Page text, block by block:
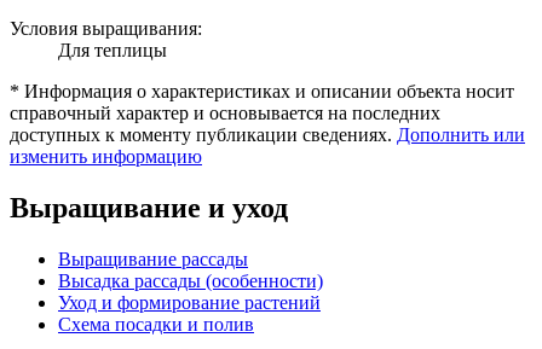
Условия выращивания:
Для теплицы
* Информация о характеристиках и описании объекта носит
справочный характер и основывается на последних
доступных к моменту публикации сведениях. Дополнить или
изменить информацию
Выращивание и уход
Выращивание рассады
Высадка рассады (особенности)
Уход и формирование растений
Схема посадки и полив